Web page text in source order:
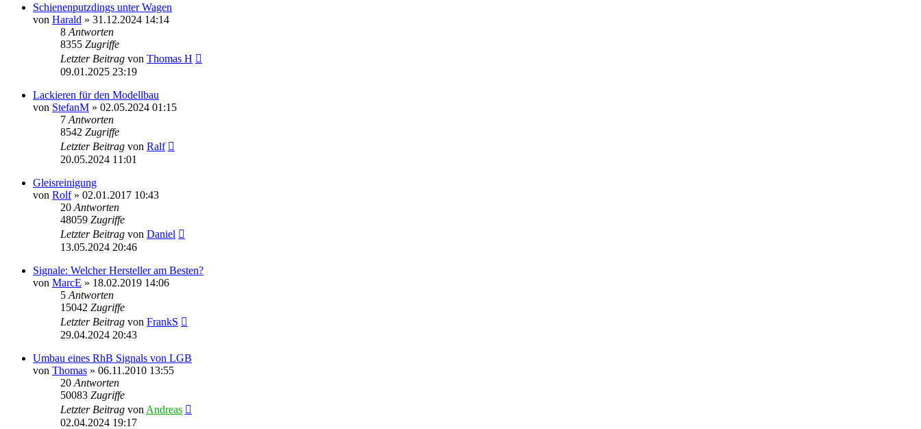
Schienenputzdings unter Wagen
von Harald » 31.12.2024 14:14
8 Antworten
8355 Zugriffe
Letzter Beitrag von Thomas H
09.01.2025 23:19
Lackieren für den Modellbau
von StefanM » 02.05.2024 01:15
7 Antworten
8542 Zugriffe
Letzter Beitrag von Ralf
20.05.2024 11:01
Gleisreinigung
von Rolf» 02.01.2017 10:43
20 Antworten
48059 Zugriffe
Letzter Beitrag von Daniel
13.05.2024 20:46
Signale: Welcher Hersteller am Besten?
von MarcE » 18.02.2019 14:06
5 Antworten
15042 Zugriffe
Letzter Beitrag von FrankS
29.04.2024 20:43
Umbau eines RhB Signals von LGB
von Thomas » 06.11.2010 13:55
20 Antworten
50083 Zugriffe
Letzter Beitrag von Andreas
02.04.2024 19:17